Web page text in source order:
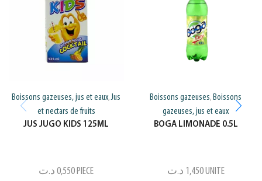
Boissons gazeuses, jus et eaux,Jus
et nectars de fruits
JUS JUGO KIDS 125ML
0,550 د.ت PIECE
Boissons gazeuses, Boissons
gazeuses, jus et eaux
BOGA LIMONADE 0.5L
1,450 د.ت UNITE